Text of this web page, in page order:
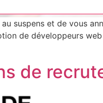
suspens et de vous
de développeurs
de